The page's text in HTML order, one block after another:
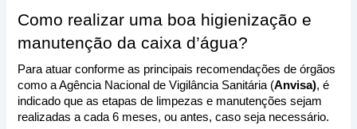
Como realizar uma boa higienização e
manutenção da caixa d’água?
Para atuar conforme as principais recomendações de órgãos
como a Agência Nacional de Vigilância Sanitária (Anvisa), é
indicado que as etapas de limpezas e manutenções sejam
realizadas a cada 6 meses, ou antes, caso seja necessário.